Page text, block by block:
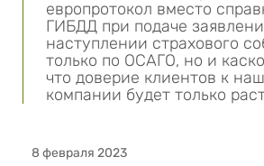
европротокол вместо
ГИБДД при подаче
наступлении страхового
только по ОСАГО, но и
что доверие клиентов к
компании будет
8 февраля 2023